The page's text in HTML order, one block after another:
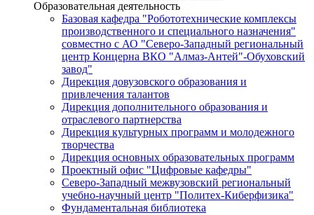
Образовательная деятельность
Базовая кафедра "Робототехнические комплексы
производственного и специального назначения"
совместно с АО "Северо-Западный региональный
центр Концерна ВКО "Алмаз-Антей"-Обуховский
завод"
Дирекция довузовского образования и
привлечения талантов
Дирекция дополнительного образования и
отраслевого партнерства
Дирекция культурных программ и молодежного
творчества
Дирекция основных образовательных программ
Проектный офис "Цифровые кафедры"
Северо-Западный межвузовский региональный
учебно-научный центр "Политех-Киберфизика"
Фундаментальная библиотека